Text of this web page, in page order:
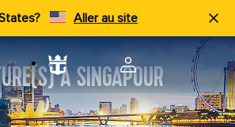
Aller au site
À SINGAPOUR